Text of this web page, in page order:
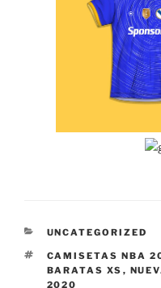
CATEGORÍAS
UNCATEGORIZED
ETIQUETAS
CAMISETAS NBA
BARATAS XS ,
2020